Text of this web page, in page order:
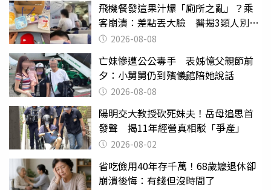
飛機餐發這果汁爆「廁所之亂」？乘
客崩潰：差點丟大臉 醫揭3類人別亂
喝 2026-08-08
亡妹慘遭公公毒手 表姊憶父親節前
夕：小舅舅仍到殯儀館陪她說話
2026-08-08
陽明交大教授砍死妹夫！岳母追思首
發聲 揭11年經營真相駁「爭產」
2026-08-02
省吃儉用40年存千萬！68歲嬤退休卻
崩潰後悔：有錢但沒時間了